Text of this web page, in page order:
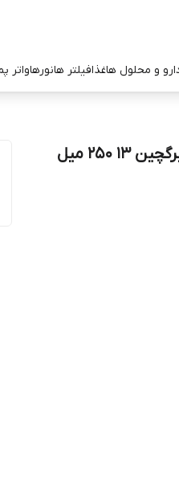
و محلول هاغذافیلتر هانورهاواتر
250 میل